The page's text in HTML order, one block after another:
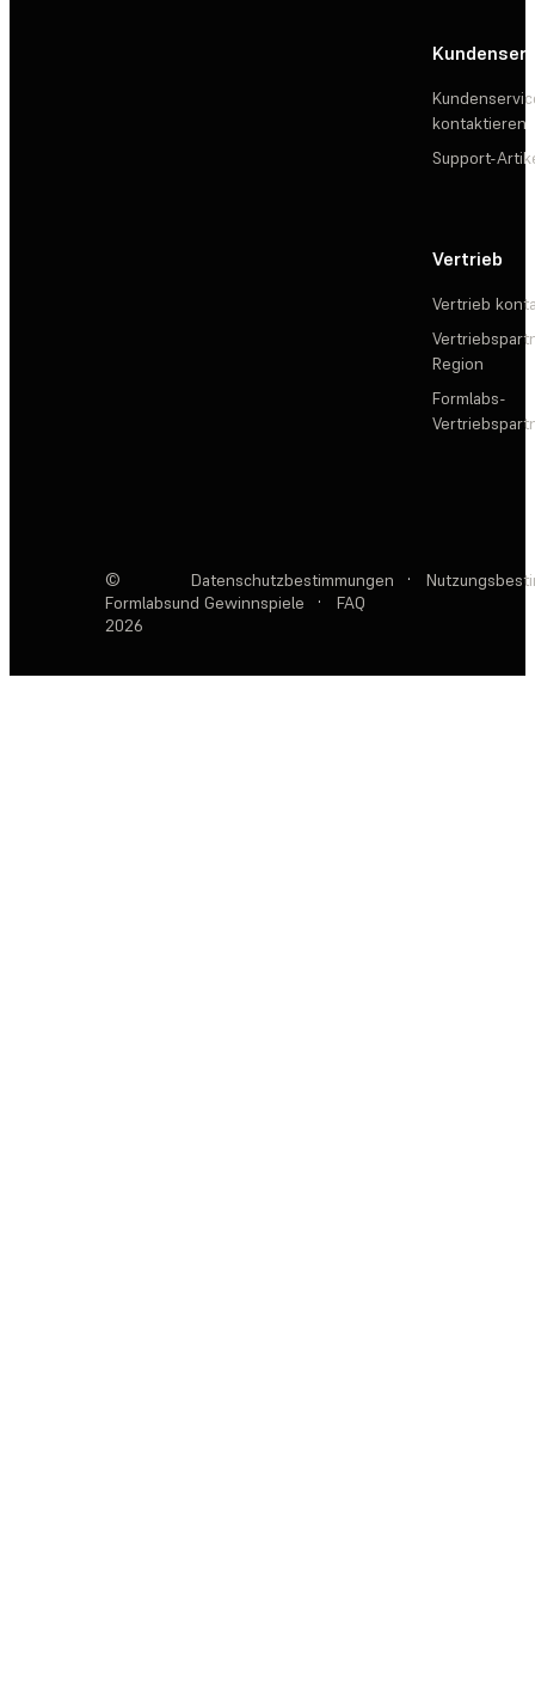
kontaktieren
Support-
Vertrieb
Vertrieb
Region
Formlabs-
©
Formlabs
2026
Datenschutzbestimmungen ·
und Gewinnspiele
· FAQ